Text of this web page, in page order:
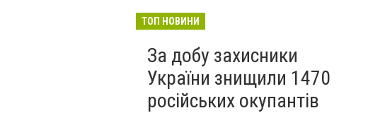
ТОП НОВИНИ
За добу захисники
України знищили 1470
російських окупантів